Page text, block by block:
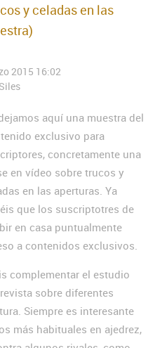
y celadas en las
2015 16:02
aquí una muestra del
exclusivo para
concretamente una
en vídeo sobre trucos y
en las aperturas. Ya
que los suscriptotres de
en casa puntualmente
a contenidos exclusivos.
complementar el estudio
sobre diferentes
Siempre es interesante
más habituales en ajedrez,